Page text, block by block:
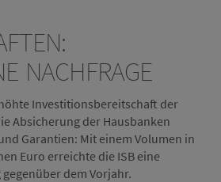
NACHFRAGE
Investitionsbereitschaft der
Absicherung der Hausbanken
Garantien: Mit einem Volumen in
Euro erreichte die ISB eine
dem Vorjahr.